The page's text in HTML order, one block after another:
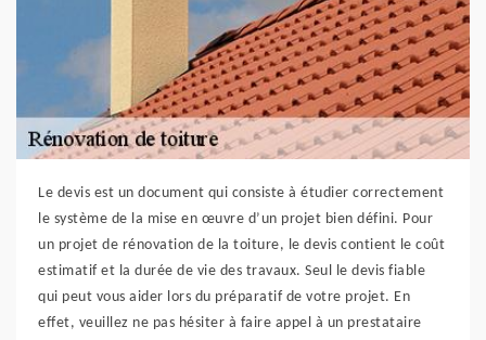
Le devis est un document qui consiste à étudier correctement
le système de la mise en œuvre d’un projet bien défini. Pour
un projet de rénovation de la toiture, le devis contient le coût
estimatif et la durée de vie des travaux. Seul le devis fiable
qui peut vous aider lors du préparatif de votre projet. En
effet, veuillez ne pas hésiter à faire appel à un prestataire